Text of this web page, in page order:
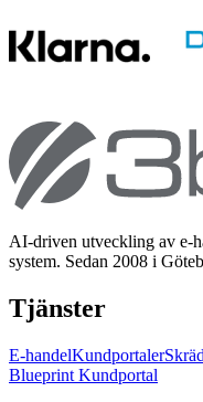
AI-driven utveckling av e-
system. Sedan 2008 i
Tjänster
E-handelKundportaler
Blueprint Kundportal